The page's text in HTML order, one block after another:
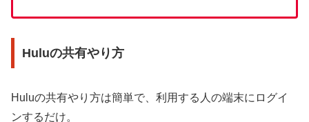
Huluの共有やり方
Huluの共有やり方は簡単で、利用する人の端末にログイ
ンするだけ。